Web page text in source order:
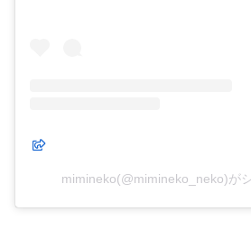
mimineko(@mimineko_neko)が